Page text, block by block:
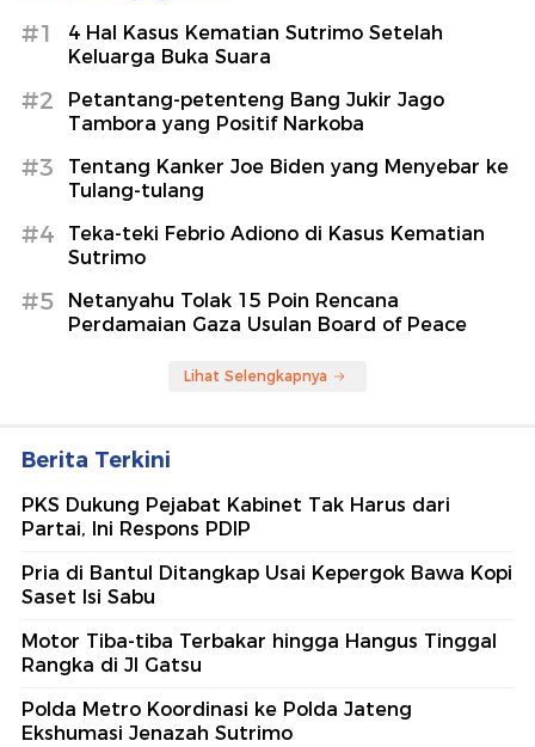
#1
4 Hal Kasus Kematian Sutrimo Setelah
Keluarga Buka Suara
#2
Petantang-petenteng Bang Jukir Jago
Tambora yang Positif Narkoba
#3
Tentang Kanker Joe Biden yang Menyebar ke
Tulang-tulang
#4
Teka-teki Febrio Adiono di Kasus Kematian
Sutrimo
#5
Netanyahu Tolak 15 Poin Rencana
Perdamaian Gaza Usulan Board of Peace
Lihat Selengkapnya
Berita Terkini
PKS Dukung Pejabat Kabinet Tak Harus dari
Partai, Ini Respons PDIP
Pria di Bantul Ditangkap Usai Kepergok Bawa Kopi
Saset Isi Sabu
Motor Tiba-tiba Terbakar hingga Hangus Tinggal
Rangka di Jl Gatsu
Polda Metro Koordinasi ke Polda Jateng
Ekshumasi Jenazah Sutrimo